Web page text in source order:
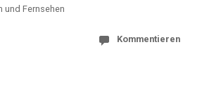
und Fernsehen
Kommentieren